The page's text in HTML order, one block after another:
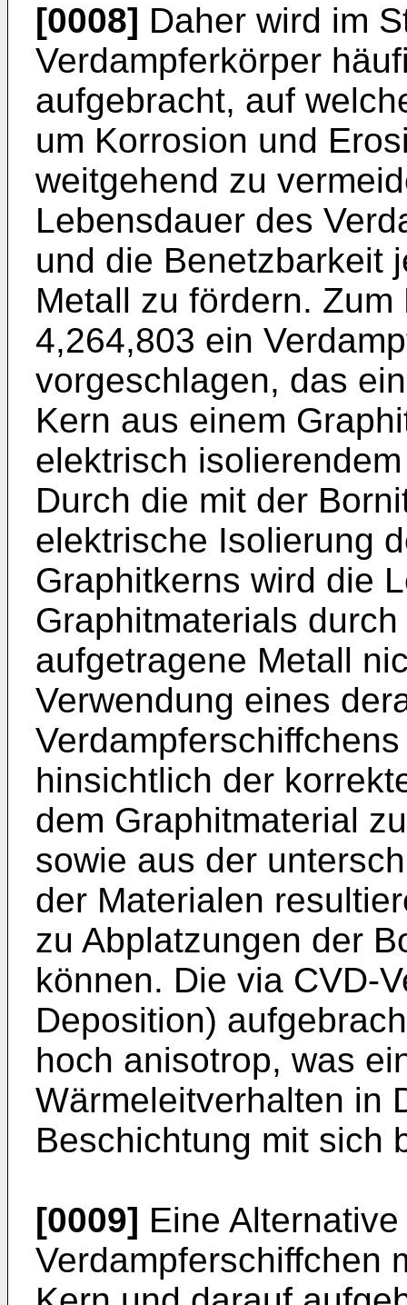
[0008] Daher wird im
Verdampferkörper
aufgebracht, auf
um Korrosion und
weitgehend zu
Lebensdauer des
und die Benetzbarkeit
Metall zu fördern.
4,264,803 ein
vorgeschlagen, das
Kern aus einem
elektrisch
Durch die mit der
elektrische Isolierung
Graphitkerns wird die
Graphitmaterials
aufgetragene Metall
Verwendung eines
hinsichtlich der
dem Graphitmaterial
sowie aus der
der Materialen
zu Abplatzungen der
können. Die via CVD-
Deposition)
hoch anisotrop, was
Wärmeleitverhalten in
Beschichtung mit sich
[0009] Eine
Verdampferschiffchen